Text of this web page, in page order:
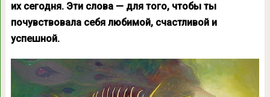
их сегодня. Эти слова — для того, чтобы ты
почувствовала себя любимой, счастливой и
успешной.